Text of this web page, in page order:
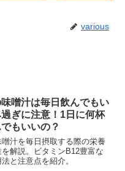
various
味噌汁は毎日飲んでもい
ぎに注意！1日に何杯
もいいの？
噌汁を毎日摂取する際の栄養
解説。ビタミンB12豊富な
と注意点を紹介。